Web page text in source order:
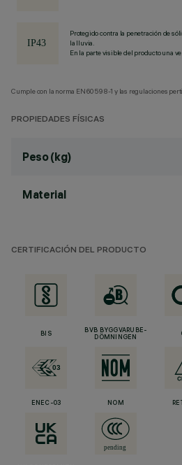
Protegido contra la penetración de
la lluvia.
En la parte visible del producto una
Cumple con la norma EN60598-1 y las regulaciones
PROPIEDADES FÍSICAS
Peso (kg)
Material
CERTIFICACIÓN DEL PRODUCTO
BIS
BVB BYGGVARUBE-
DÖMNINGEN
ENEC-03 NOM